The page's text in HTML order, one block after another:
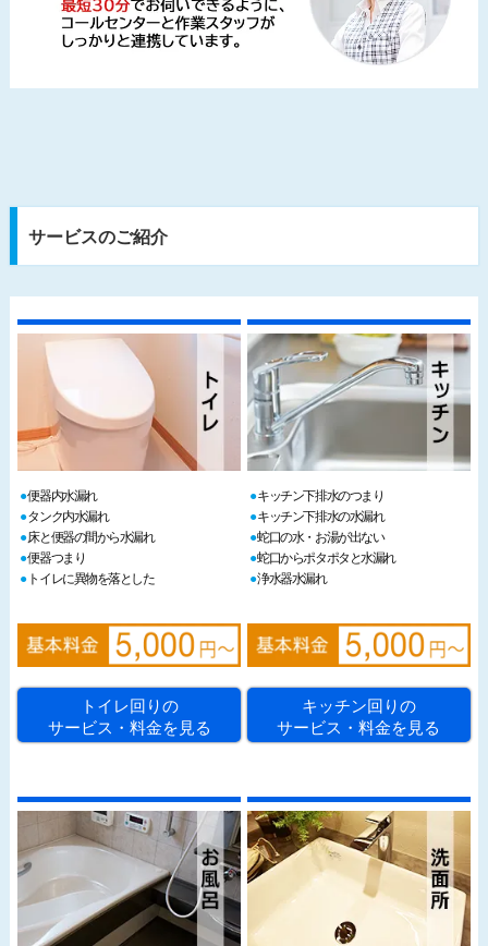
サービスのご紹介
便器内水漏れ
タンク内水漏れ
床と便器の間から水漏れ
便器つまり
トイレに異物を落とした
トイレ回りの
サービス・料金を見る
キッチン下排水のつまり
キッチン下排水の水漏れ
蛇口の水・お湯が出ない
蛇口からポタポタと水漏れ
浄水器水漏れ
キッチン回りの
サービス・料金を見る